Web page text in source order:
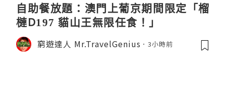
自助餐放題：澳門上葡京期間限定「榴
槤D197 貓山王無限任食！」
窮遊達人 Mr.TravelGenius 3小時前